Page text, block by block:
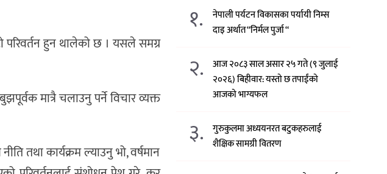
हुन थालेको छ । यसले समग्र
मात्रै चलाउनु पर्ने विचार व्यक्त
तथा कार्यक्रम ल्याउनु भो, वर्षमान
१.
नेपाली पर्यटन विकासका पर्यायी निम्स
दाइ अर्थात “निर्मल पुर्जा “
२.
आज २०८३ साल असार २५ गते (९ जुलाई
२०२६) बिहीवार: यस्तो छ तपाईंको
आजको भाग्यफल
३.
गुरुकुलमा अध्ययनरत बटुकहरुलाई
शैक्षिक सामग्री वितरण